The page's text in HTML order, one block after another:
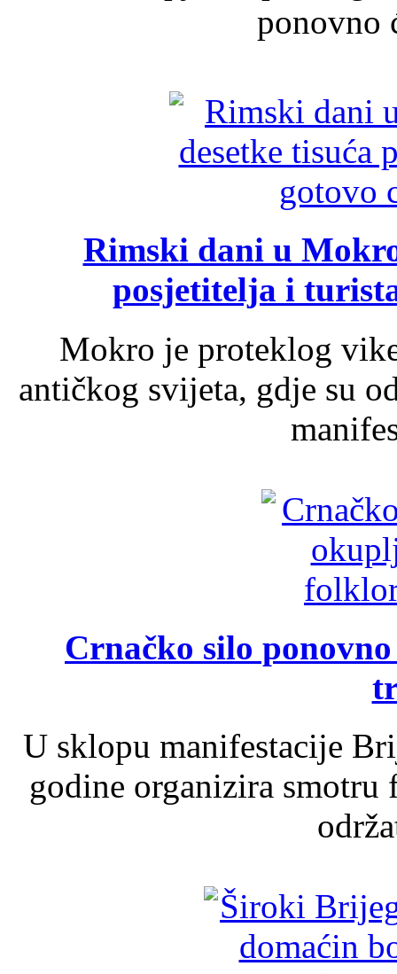
ponovno
Rimski dani u
posjetitelja i
Mokro je proteklog
antičkog svijeta, gdje su
Crnačko silo
U sklopu manifestacije
godine organizira